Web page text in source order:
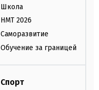
Школа
НМТ 2026
Саморазвитие
Обучение за границей
Спорт